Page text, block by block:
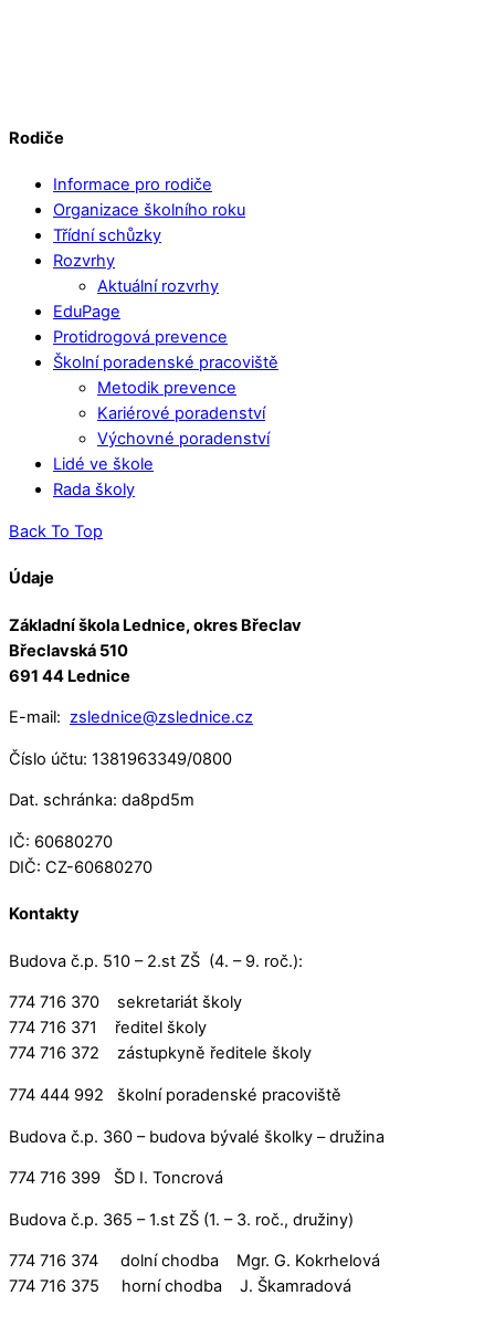
Rodiče
Informace pro rodiče
Organizace školního roku
Třídní schůzky
Rozvrhy
Aktuální rozvrhy
EduPage
Protidrogová prevence
Školní poradenské pracoviště
Metodik prevence
Kariérové poradenství
Výchovné poradenství
Lidé ve škole
Rada školy
Back To Top
Údaje
Základní škola Lednice, okres Břeclav
Břeclavská 510
691 44 Lednice
E-mail: zslednice@zslednice.cz
Číslo účtu: 1381963349/0800
Dat. schránka: da8pd5m
IČ: 60680270
DIČ: CZ-60680270
Kontakty
Budova č.p. 510 – 2.st ZŠ (4. – 9. roč.):
774 716 370 sekretariát školy
774 716 371 ředitel školy
774 716 372 zástupkyně ředitele školy
774 444 992 školní poradenské pracoviště
Budova č.p. 360 – budova bývalé školky – družina
774 716 399 ŠD I. Toncrová
Budova č.p. 365 – 1.st ZŠ (1. – 3. roč., družiny)
774 716 374 dolní chodba Mgr. G. Kokrhelová
774 716 375 horní chodba J. Škamradová